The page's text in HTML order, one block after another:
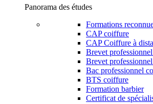
Panorama des études
Formations
CAP coiffure
CAP Coiffure à
Brevet
Brevet
Bac professionnel
BTS coiffure
Formation barbier
Certificat de